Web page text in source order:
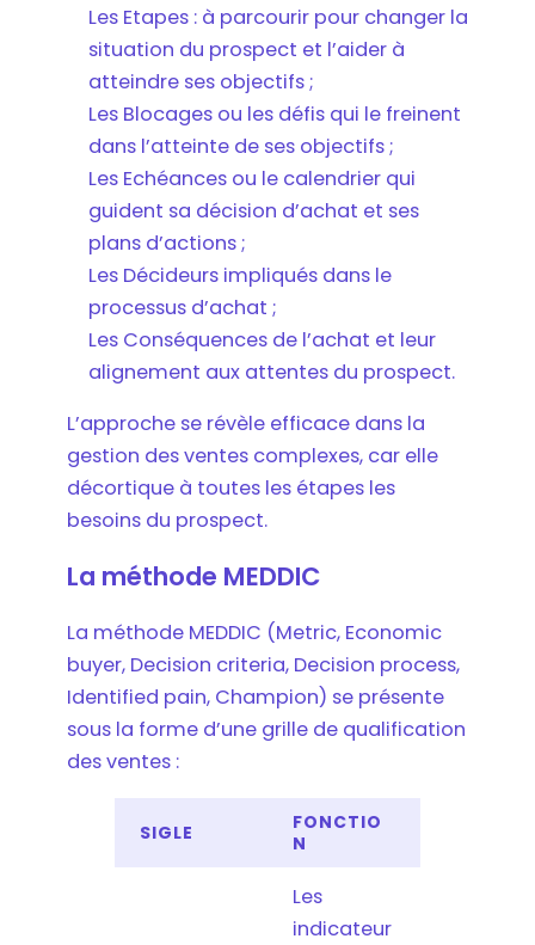
Les Etapes : à parcourir pour changer la
situation du prospect et l’aider à
atteindre ses objectifs ;
Les Blocages ou les défis qui le freinent
dans l’atteinte de ses objectifs ;
Les Echéances ou le calendrier qui
guident sa décision d’achat et ses
plans d’actions ;
Les Décideurs impliqués dans le
processus d’achat ;
Les Conséquences de l’achat et leur
alignement aux attentes du prospect.
L’approche se révèle efficace dans la
gestion des ventes complexes, car elle
décortique à toutes les étapes les
besoins du prospect.
La méthode MEDDIC
La méthode MEDDIC (Metric, Economic
buyer, Decision criteria, Decision process,
Identified pain, Champion) se présente
sous la forme d’une grille de qualification
des ventes :
SIGLE
FONCTIO
N
Les
indicateur